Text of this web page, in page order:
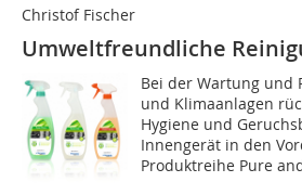
Christof Fischer
Umweltfreundliche
Bei der Wartung und
und Klimaanlagen
Hygiene und
Innengerät in den
Produktreihe Pure